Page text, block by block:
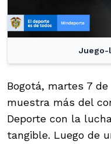
Juego-
Bogotá, martes 7
muestra más del
Deporte con la
tangible. Luego de